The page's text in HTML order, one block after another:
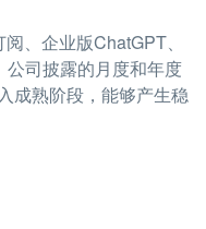
、企业版ChatGPT、
司披露的月度和年度
成熟阶段，能够产生稳